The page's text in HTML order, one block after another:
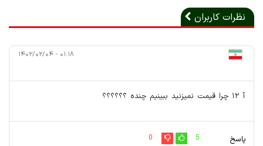
نظرات کاربران
۰۱:۱۸ - ۱۴۰۲/۰۲/۰۴
آ ۱۲ چرا قیمت نمیزنید ببینیم چنده ؟؟؟؟؟؟
پاسخ 5
0